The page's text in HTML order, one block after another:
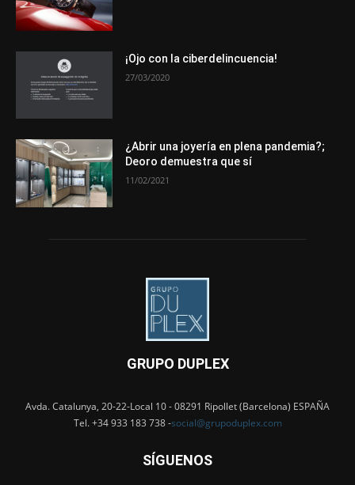
¡Ojo con la ciberdelincuencia!
27/03/2020
¿Abrir una joyería en plena pandemia?;
Deoro demuestra que sí
11/02/2021
GRUPO DUPLEX
Avda. Catalunya, 20-22-Local 10 - 08291 Ripollet (Barcelona) ESPAÑA
Tel. +34 933 183 738 -social@grupoduplex.com
SÍGUENOS